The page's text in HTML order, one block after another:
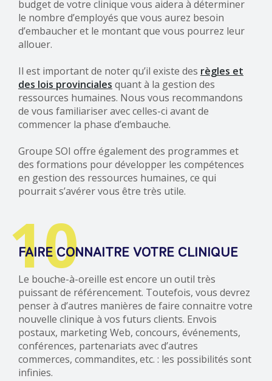
budget de votre clinique vous aidera à déterminer
le nombre d’employés que vous aurez besoin
d’embaucher et le montant que vous pourrez leur
allouer.
Il est important de noter qu’il existe des règles et
des lois provinciales quant à la gestion des
ressources humaines. Nous vous recommandons
de vous familiariser avec celles-ci avant de
commencer la phase d’embauche.
Groupe SOI offre également des programmes et
des formations pour développer les compétences
en gestion des ressources humaines, ce qui
pourrait s’avérer vous être très utile.
10
FAIRE CONNAITRE VOTRE CLINIQUE
Le bouche-à-oreille est encore un outil très
puissant de référencement. Toutefois, vous devrez
penser à d’autres manières de faire connaitre votre
nouvelle clinique à vos futurs clients. Envois
postaux, marketing Web, concours, événements,
conférences, partenariats avec d’autres
commerces, commandites, etc. : les possibilités sont
infinies.